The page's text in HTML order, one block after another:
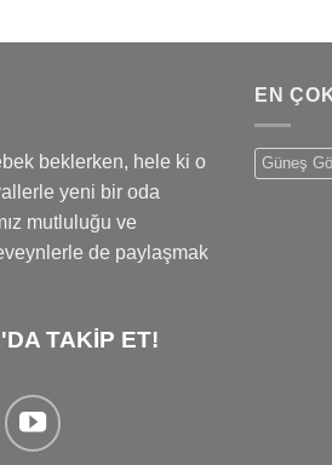
beklerken, hele ki o
yeni bir oda
mutluluğu ve
de paylaşmak
TAKİP ET!
EN
Güneş